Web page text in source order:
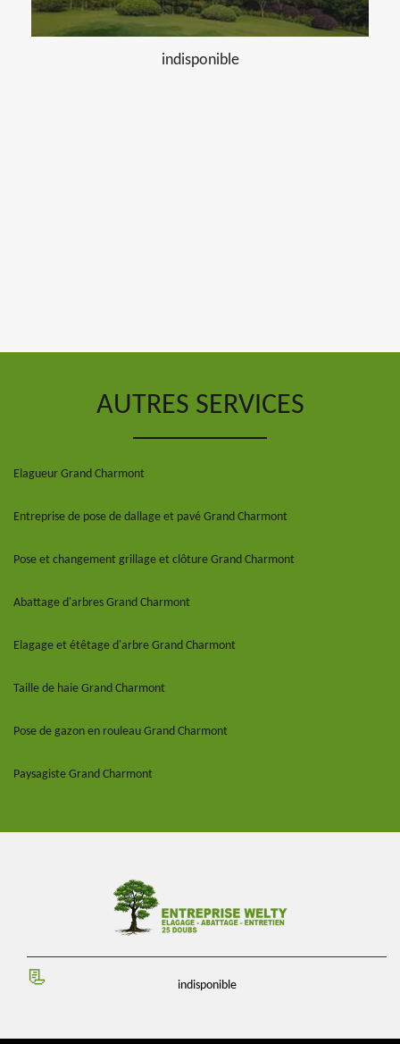
indisponible
AUTRES SERVICES
Elagueur Grand Charmont
Entreprise de pose de dallage et pavé Grand Charmont
Pose et changement grillage et clôture Grand Charmont
Abattage d'arbres Grand Charmont
Elagage et étêtage d'arbre Grand Charmont
Taille de haie Grand Charmont
Pose de gazon en rouleau Grand Charmont
Paysagiste Grand Charmont
indisponible